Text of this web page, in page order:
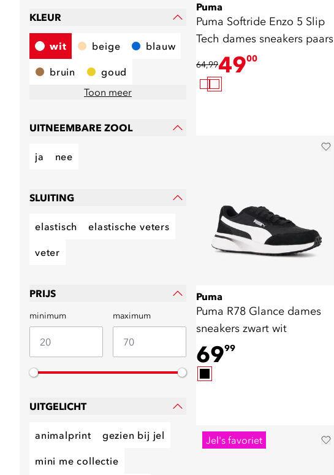
KLEUR
wit beige blauw
bruin
goud
Toon meer
UITNEEMBARE ZOOL
ja nee
SLUITING
elastisch elastische veters
veter
PRIJS
minimum maximum
UITGELICHT
animalprint gezien bij jel
mini me collectie
Puma
Puma Softride Enzo 5 Slip
Tech dames sneakers paars
64,994900
Puma
Puma R78 Glance dames
sneakers zwart wit
6999
Jel's favoriet